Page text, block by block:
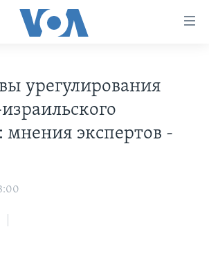
урегулирования
мнения экспертов -